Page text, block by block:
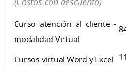
Curso atención al cliente -
modalidad Virtual
Cursos virtual Word y Excel